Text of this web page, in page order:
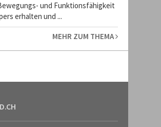
und Funktionsfähigkeit
erhalten und ...
MEHR ZUM THEMA